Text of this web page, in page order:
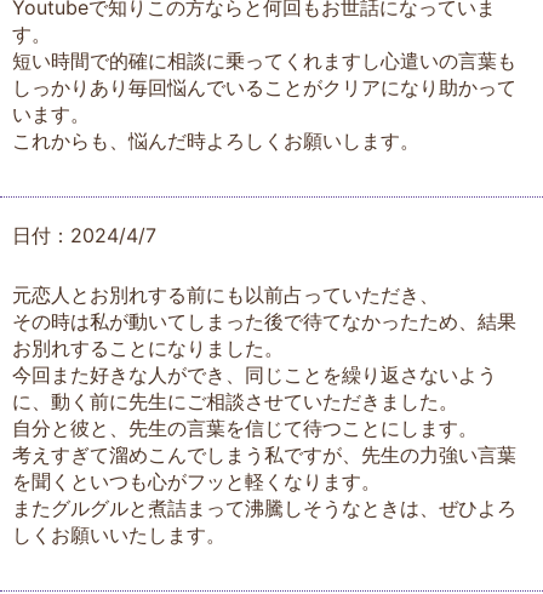
Youtubeで知りこの方ならと何回もお世話になっていま
す。
短い時間で的確に相談に乗ってくれますし心遣いの言葉も
しっかりあり毎回悩んでいることがクリアになり助かって
います。
これからも、悩んだ時よろしくお願いします。
日付：2024/4/7
元恋人とお別れする前にも以前占っていただき、
その時は私が動いてしまった後で待てなかったため、結果
お別れすることになりました。
今回また好きな人ができ、同じことを繰り返さないよう
に、動く前に先生にご相談させていただきました。
自分と彼と、先生の言葉を信じて待つことにします。
考えすぎて溜めこんでしまう私ですが、先生の力強い言葉
を聞くといつも心がフッと軽くなります。
またグルグルと煮詰まって沸騰しそうなときは、ぜひよろ
しくお願いいたします。